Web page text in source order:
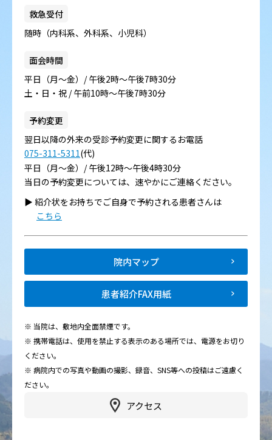
アクセス
救急受付
随時（内科系、外科系、小児科）
面会時間
平日（月～金）/ 午後2時～午後7時30分
土・日・祝 / 午前10時～午後7時30分
予約変更
翌日以降の外来の受診予約変更に関するお電話
075-311-5311(代)
平日（月～金）/ 午後12時～午後4時30分
当日の予約変更については、速やかにご連絡ください。
▶︎ 紹介状をお持ちでご自身で予約される患者さんは
こちら
院内マップ
患者紹介FAX用紙
※ 当院は、敷地内全面禁煙です。
※ 携帯電話は、使用を禁止する表示のある場所では、電源をお切り
ください。
※ 病院内での写真や動画の撮影、録音、SNS等への投稿はご遠慮く
ださい。